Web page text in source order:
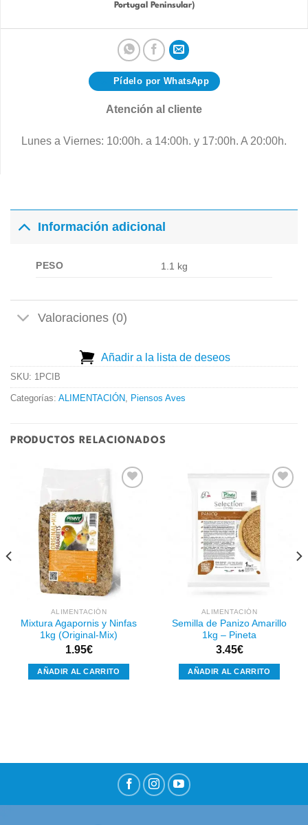
Portugal Peninsular)
Pídelo por WhatsApp
Atención al cliente
Lunes a Viernes: 10:00h. a 14:00h. y 17:00h. A 20:00h.
Información adicional
PESO 1.1 kg
Valoraciones (0)
Añadir a la lista de deseos
SKU: 1PCIB
Categorías: ALIMENTACIÓN Piensos Aves
PRODUCTOS RELACIONADOS
deseos
ALIMENTACIÓN
Mixtura Agapornis y Ninfas
1kg (Original-Mix)
1.95€
AÑADIR AL CARRITO
ALIMENTACIÓN
Semilla de Panizo Amarillo
1kg – Pineta
3.45€
AÑADIR AL CARRITO